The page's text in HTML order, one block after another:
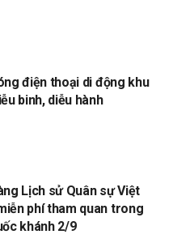
điện thoại di động khu
binh, diễu hành
Lịch sử Quân sự Việt
phí tham quan trong
khánh 2/9